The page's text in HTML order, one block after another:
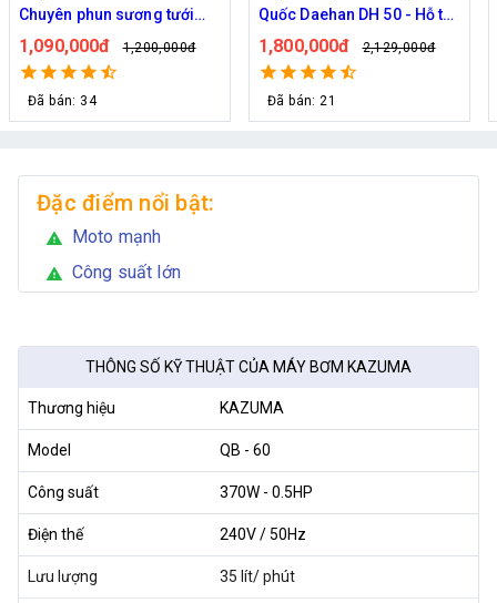
Chuyên phun sương tưới
cây
1,090,000đ 1,200,000đ
Đã bán: 34
Quốc Daehan DH 50 - Hỗ trợ
từ 30 đến 50 béc phun
1,800,000đ 2,129,000đ
Đã bán: 21
Đặc điểm nổi bật:
warning Moto mạnh
warning Công suất lớn
THÔNG SỐ KỸ THUẬT CỦA MÁY BƠM KAZUMA
Thương hiệu KAZUMA
Model QB - 60
Công suất 370W - 0.5HP
Điện thế 240V / 50Hz
Lưu lượng 35 lít/ phút